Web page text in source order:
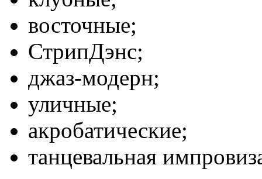
восточные;
СтрипДэнс;
джаз-модерн;
уличные;
акробатические;
танцевальная